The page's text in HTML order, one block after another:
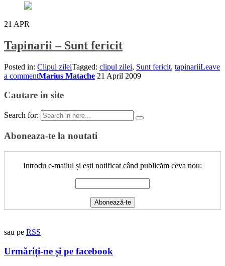
21 APR
Tapinarii – Sunt fericit
Posted in: Clipul zileiTagged: clipul zilei, Sunt fericit, tapinariiLeave
a commentMarius Matache 21 April 2009
Cautare in site
Search for:
Aboneaza-te la noutati
Introdu e-mailul și ești notificat când publicăm ceva nou:
sau pe RSS
Urmăriți-ne și pe facebook